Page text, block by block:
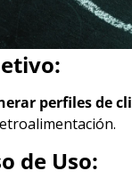
perfiles de
de Uso: